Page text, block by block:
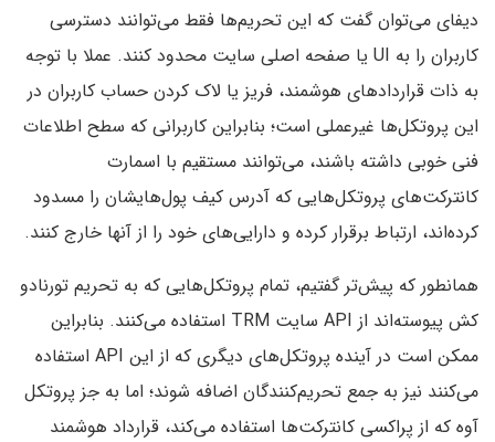
دیفای می‌توان گفت که این تحریم‌ها فقط می‌توانند دسترسی
کاربران را به UI یا صفحه اصلی سایت محدود کنند. عملا با توجه
به ذات قراردادهای هوشمند، فریز یا لاک کردن حساب کاربران در
این پروتکل‌ها غیرعملی است؛ بنابراین کاربرانی که سطح اطلاعات
فنی خوبی داشته باشند، می‌توانند مستقیم با اسمارت
کانترکت‌های پروتکل‌هایی که آدرس کیف پول‌هایشان را مسدود
کرده‌اند، ارتباط برقرار کرده و دارایی‌های خود را از آنها خارج کنند.
همانطور که پیش‌تر گفتیم، تمام پروتکل‌هایی که به تحریم تورنادو
کش پیوسته‌اند از API سایت TRM استفاده می‌کنند. بنابراین
ممکن است در آینده پروتکل‌های دیگری که از این API استفاده
می‌کنند نیز به جمع تحریم‌کنندگان اضافه شوند؛ اما به جز پروتکل
آوه که از پراکسی کانترکت‌ها استفاده می‌کند، قرارداد هوشمند